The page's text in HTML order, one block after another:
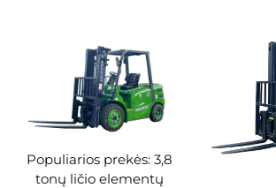
Populiarios prekės: 3,8
tonų ličio elementų